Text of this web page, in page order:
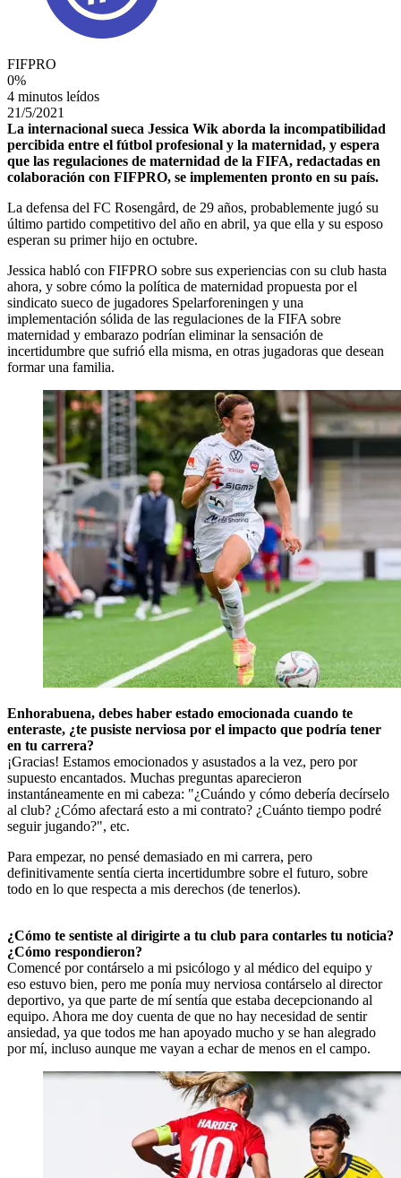
FIFPRO
0%
4 minutos leídos
21/5/2021
La internacional sueca Jessica Wik aborda la incompatibilidad
percibida entre el fútbol profesional y la maternidad, y espera
que las regulaciones de maternidad de la FIFA, redactadas en
colaboración con FIFPRO, se implementen pronto en su país.
La defensa del FC Rosengård, de 29 años, probablemente jugó su
último partido competitivo del año en abril, ya que ella y su esposo
esperan su primer hijo en octubre.
Jessica habló con FIFPRO sobre sus experiencias con su club hasta
ahora, y sobre cómo la política de maternidad propuesta por el
sindicato sueco de jugadores Spelarforeningen y una
implementación sólida de las regulaciones de la FIFA sobre
maternidad y embarazo podrían eliminar la sensación de
incertidumbre que sufrió ella misma, en otras jugadoras que desean
formar una familia.
Enhorabuena, debes haber estado emocionada cuando te
enteraste, ¿te pusiste nerviosa por el impacto que podría tener
en tu carrera?
¡Gracias! Estamos emocionados y asustados a la vez, pero por
supuesto encantados. Muchas preguntas aparecieron
instantáneamente en mi cabeza: "¿Cuándo y cómo debería decírselo
al club? ¿Cómo afectará esto a mi contrato? ¿Cuánto tiempo podré
seguir jugando?", etc.
Para empezar, no pensé demasiado en mi carrera, pero
definitivamente sentía cierta incertidumbre sobre el futuro, sobre
todo en lo que respecta a mis derechos (de tenerlos).
¿Cómo te sentiste al dirigirte a tu club para contarles tu noticia?
¿Cómo respondieron?
Comencé por contárselo a mi psicólogo y al médico del equipo y
eso estuvo bien, pero me ponía muy nerviosa contárselo al director
deportivo, ya que parte de mí sentía que estaba decepcionando al
equipo. Ahora me doy cuenta de que no hay necesidad de sentir
ansiedad, ya que todos me han apoyado mucho y se han alegrado
por mí, incluso aunque me vayan a echar de menos en el campo.